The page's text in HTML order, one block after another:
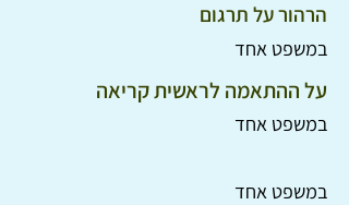
הרהור על תרגום
במשפט אחד
על ההתאמה לראשית קריאה
במשפט אחד
במשפט אחד